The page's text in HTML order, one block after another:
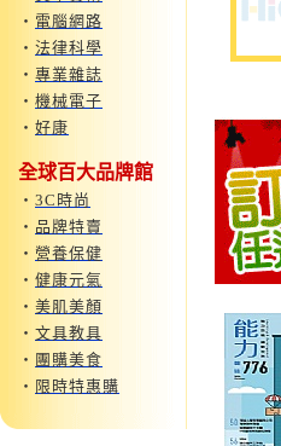
‧ 電腦網路
‧ 法律科學
‧ 專業雜誌
‧ 機械電子
‧ 好康
全球百大品牌館
‧ 3C時尚
‧ 品牌特賣
‧ 營養保健
‧ 健康元氣
‧ 美肌美顏
‧ 文具教具
‧ 團購美食
‧ 限時特惠購